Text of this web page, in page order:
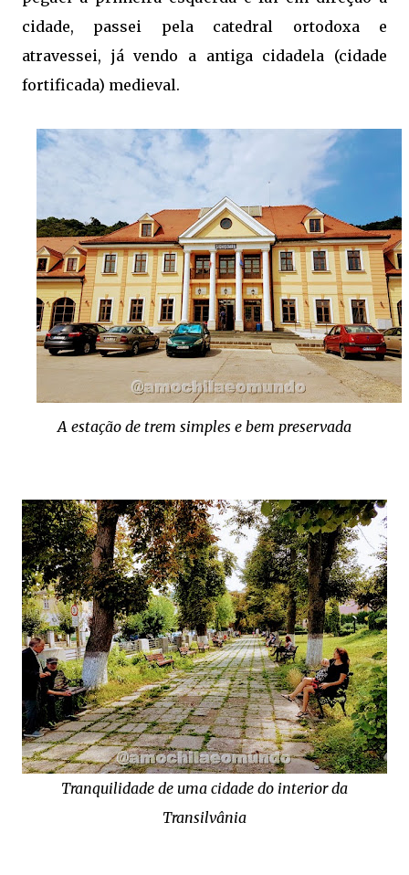
cidade, passei pela catedral ortodoxa e
atravessei, já vendo a antiga cidadela (cidade
fortificada) medieval.
A estação de trem simples e bem preservada
Tranquilidade de uma cidade do interior da
Transilvânia